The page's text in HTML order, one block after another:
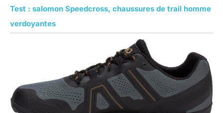
Test : salomon Speedcross, chaussures de trail homme
verdoyantes